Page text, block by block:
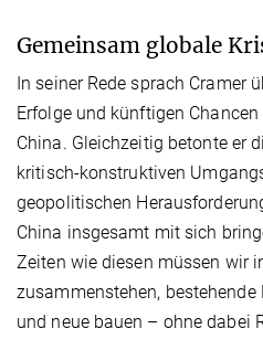
Gemeinsam globale
In seiner Rede sprach Cramer
Erfolge und künftigen
China. Gleichzeitig betonte er
kritisch-konstruktiven
geopolitischen
China insgesamt mit sich
Zeiten wie diesen müssen wir
zusammenstehen,
und neue bauen – ohne dabei